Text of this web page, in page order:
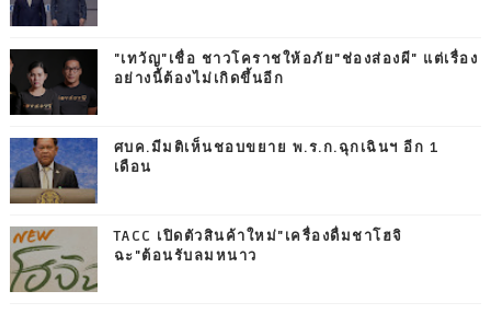
"เทวัญ"เชื่อ ชาวโคราชให้อภัย"ช่องส่องผี" แต่เรื่อง
อย่างนี้ต้องไม่เกิดขึ้นอีก
ศบค.มีมติเห็นชอบขยาย พ.ร.ก.ฉุกเฉินฯ อีก 1
เดือน
TACC เปิดตัวสินค้าใหม่"เครื่องดื่มชาโฮจิ
ฉะ"ต้อนรับลมหนาว